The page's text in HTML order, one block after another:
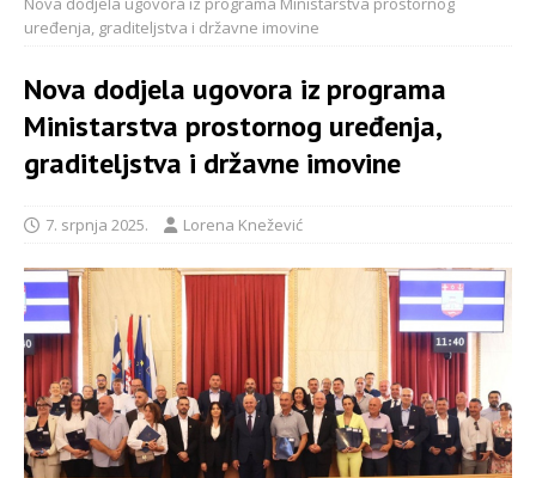
uređenja, graditeljstva i državne imovine
Nova dodjela ugovora iz programa
Ministarstva prostornog uređenja,
graditeljstva i državne imovine
7. srpnja 2025. Lorena Knežević